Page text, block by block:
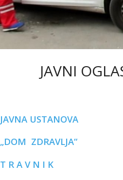
JAVNI
JAVNA USTANOVA
„DOM ZDRAVLJA“
T R A V N I K